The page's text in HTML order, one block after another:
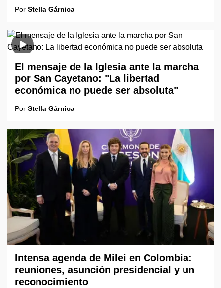
Por Stella Gárnica
El mensaje de la Iglesia ante la marcha
por San Cayetano: "La libertad
económica no puede ser absoluta"
Por Stella Gárnica
Intensa agenda de Milei en Colombia:
reuniones, asunción presidencial y un
reconocimiento